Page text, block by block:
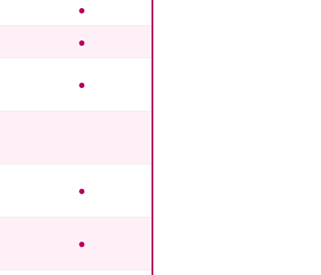
●
●
●
●
●